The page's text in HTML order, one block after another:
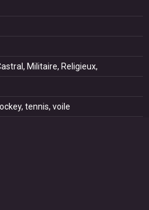
Militaire, Religieux,
tennis, voile